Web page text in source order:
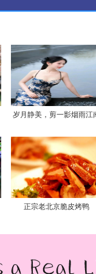
岁月静美，剪一影烟雨江
正宗老北京脆皮烤鸭